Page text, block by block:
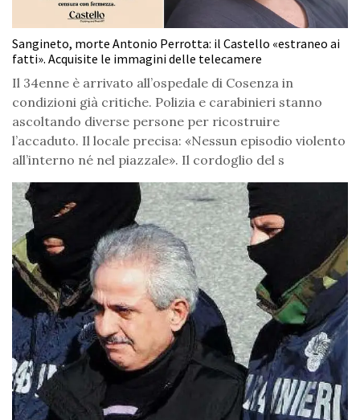
Sangineto, morte Antonio Perrotta: il Castello «estraneo ai
fatti». Acquisite le immagini delle telecamere
Il 34enne è arrivato all’ospedale di Cosenza in
condizioni già critiche. Polizia e carabinieri stanno
ascoltando diverse persone per ricostruire
l’accaduto. Il locale precisa: «Nessun episodio violento
all’interno né nel piazzale». Il cordoglio del s